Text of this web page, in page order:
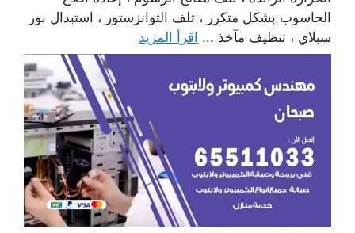
الحاسوب بشكل متكرر ، تلف التوانزستور ، استبدال بور
سبلاي ، تنظيف مآخذ ... اقرأ المزيد